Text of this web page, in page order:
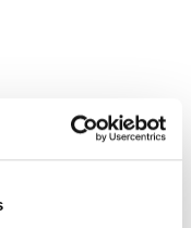
Award 2026